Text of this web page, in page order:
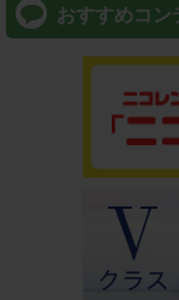
おすすめコン